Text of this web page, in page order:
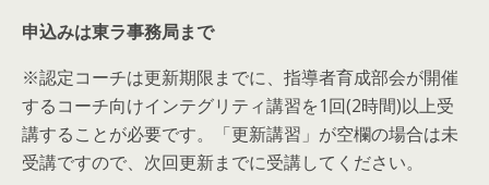
申込みは東ラ事務局まで
※認定コーチは更新期限までに、指導者育成部会が開催
するコーチ向けインテグリティ講習を1回(2時間)以上受
講することが必要です。「更新講習」が空欄の場合は未
受講ですので、次回更新までに受講してください。